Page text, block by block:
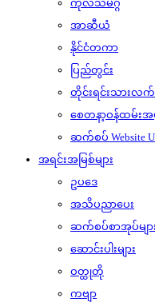
ကုလသမဂ္ဂ
အာဆီယံ
နိုင်ငံတကာ
ပြည်တွင်း
တိုင်းရင်းသားလ
စေတနာ့ဝန်ထမ်းအ
ဆက်စပ် Website
အရင်းအမြစ်များ
ဥပဒေ
အသိပညာပေး
ဆက်စပ်စာအုပ်မျာ
ဆောင်းပါးများ
ဝတ္ထုတို
ကဗျာ